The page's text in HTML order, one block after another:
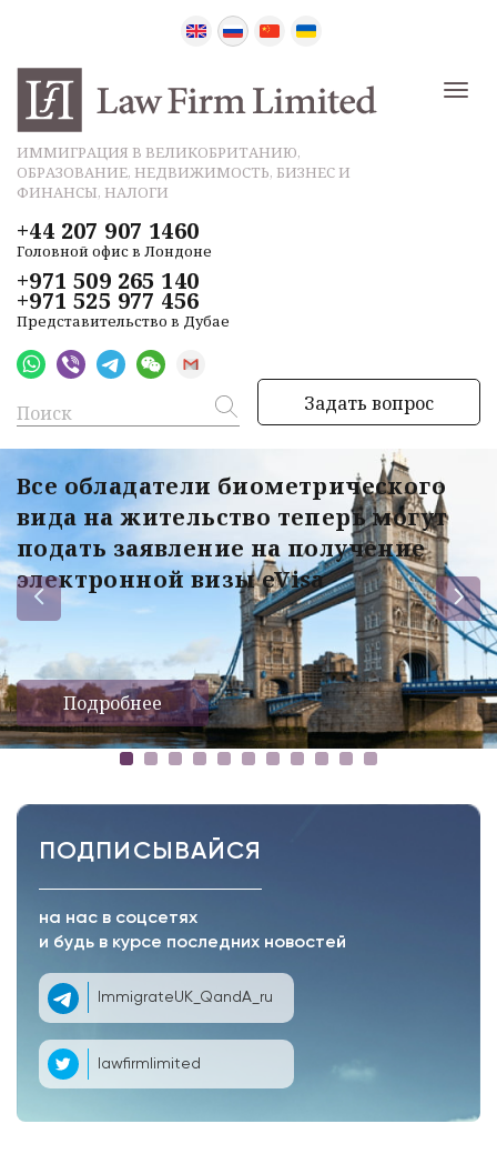
ИММИГРАЦИЯ В ВЕЛИКОБРИТАНИЮ,
ОБРАЗОВАНИЕ, НЕДВИЖИМОСТЬ, БИЗНЕС И
ФИНАНСЫ, НАЛОГИ
+44 207 907 1460
Головной офис в Лондоне
+971 509 265 140
+971 525 977 456
Представительство в Дубае
Задать вопрос
Все обладатели биометрического
вида на жительство теперь могут
подать заявление на получение
электронной визы eVisa
Подробнее
ПОДПИСЫВАЙСЯ
на нас в соцсетях
и будь в курсе последних новостей
ImmigrateUK_QandA_ru
lawfirmlimited